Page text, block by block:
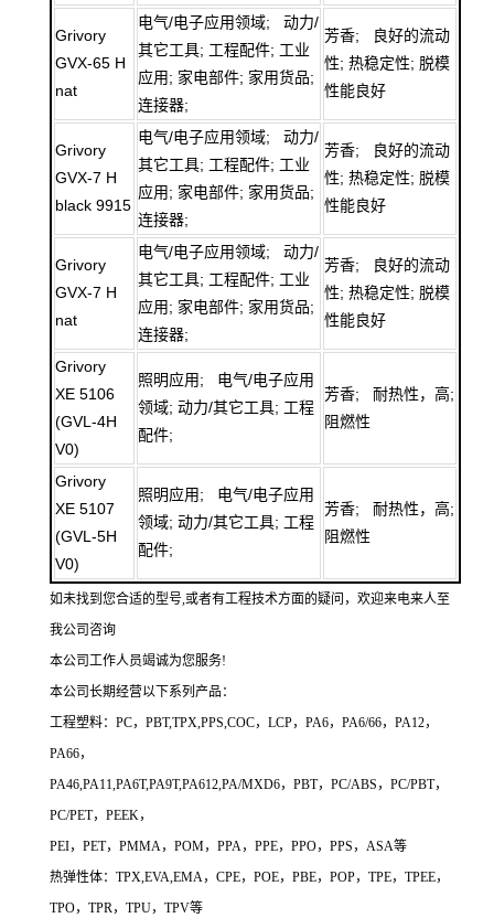
Grivory
GVX-65 H
nat
电气/电子应用领域; 动力/
其它工具; 工程配件; 工业
应用; 家电部件; 家用货品;
连接器;
芳香; 良好的流动
性; 热稳定性; 脱模
性能良好
Grivory
GVX-7 H
black 9915
电气/电子应用领域; 动力/
其它工具; 工程配件; 工业
应用; 家电部件; 家用货品;
连接器;
芳香; 良好的流动
性; 热稳定性; 脱模
性能良好
Grivory
GVX-7 H
nat
电气/电子应用领域; 动力/
其它工具; 工程配件; 工业
应用; 家电部件; 家用货品;
连接器;
芳香; 良好的流动
性; 热稳定性; 脱模
性能良好
Grivory
XE 5106
(GVL-4H
V0)
照明应用; 电气/电子应用
领域; 动力/其它工具; 工程
配件;
芳香; 耐热性，高;
阻燃性
Grivory
XE 5107
(GVL-5H
V0)
照明应用; 电气/电子应用
领域; 动力/其它工具; 工程
配件;
芳香; 耐热性，高;
阻燃性
如未找到您合适的型号,或者有工程技术方面的疑问，欢迎来电来人至
我公司咨询
本公司工作人员竭诚为您服务!
本公司长期经营以下系列产品：
工程塑料：PC，PBT,TPX,PPS,COC，LCP，PA6，PA6/66，PA12，
PA66，
PA46,PA11,PA6T,PA9T,PA612,PA/MXD6，PBT，PC/ABS，PC/PBT，
PC/PET，PEEK，
PEI，PET，PMMA，POM，PPA，PPE，PPO，PPS，ASA等
热弹性体：TPX,EVA,EMA，CPE，POE，PBE，POP，TPE，TPEE，
TPO，TPR，TPU，TPV等